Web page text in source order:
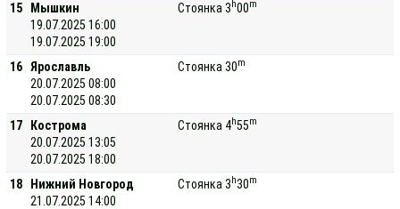
15
Мышкин
19.07.2025 16:00
19.07.2025 19:00
Стоянка 3 h00m
16
Ярославль
20.07.2025 08:00
20.07.2025 08:30
Стоянка 30m
17
Кострома
20.07.2025 13:05
20.07.2025 18:00
Стоянка 4h55m
18
Нижний Новгород
21.07.2025 14:00
Стоянка 3 h30m